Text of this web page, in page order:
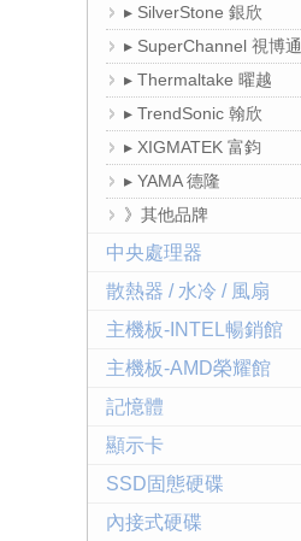
▸ SilverStone 銀欣
▸ SuperChannel 視博通
▸ Thermaltake 曜越
▸ TrendSonic 翰欣
▸ XIGMATEK 富鈞
▸ YAMA 德隆
》其他品牌
中央處理器
散熱器 / 水冷 / 風扇
主機板-INTEL暢銷館
主機板-AMD榮耀館
記憶體
顯示卡
SSD固態硬碟
內接式硬碟